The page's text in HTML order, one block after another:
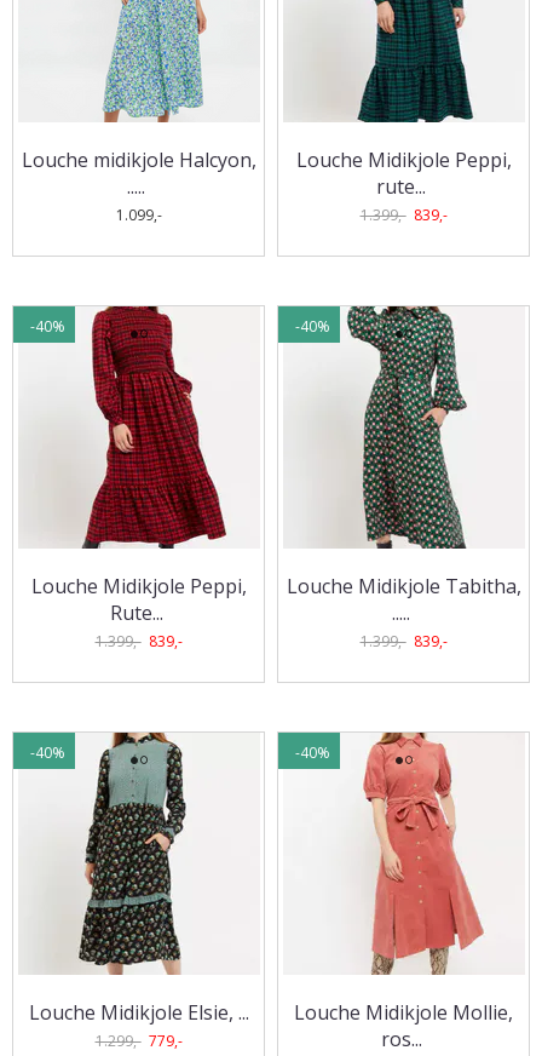
Louche midikjole Halcyon,
.....
1.099,-
Louche Midikjole Peppi,
rute...
1.399,- 839,-
-40%
Louche Midikjole Peppi,
Rute...
1.399,- 839,-
-40%
Louche Midikjole Tabitha,
.....
1.399,- 839,-
-40%
Louche Midikjole Elsie, ...
1.299,- 779,-
-40%
Louche Midikjole Mollie,
ros...